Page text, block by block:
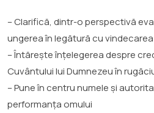
– Clarifică, dintr-o perspectivă
ungerea în legătură cu
– Întărește înțelegerea despre
Cuvântului lui Dumnezeu în
– Pune în centru numele și
performanța omului